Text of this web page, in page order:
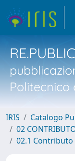
Politecnico
IRIS
Catalogo
02
02.1